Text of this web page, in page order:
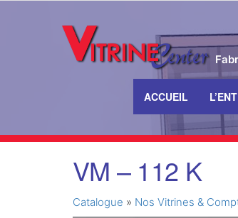
ACCUEIL
VM – 112 K
Catalogue » Nos Vitrines &